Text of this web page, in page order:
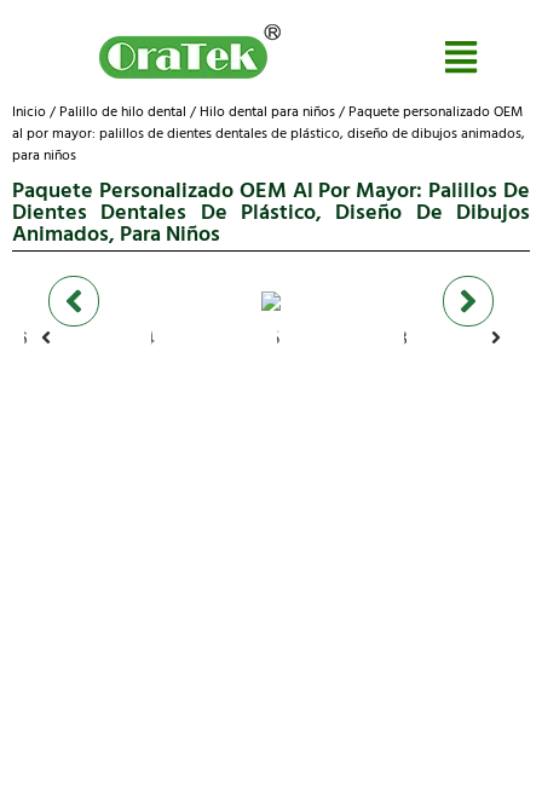
Inicio/ Palillo de hilo dental / Hilo dental para niños/ Paquete personalizado OEM
al por mayor: palillos de dientes dentales de plástico, diseño de dibujos animados,
para niños
Paquete Personalizado OEM Al Por Mayor: Palillos De
Dientes Dentales De Plástico, Diseño De Dibujos
Animados, Para Niños